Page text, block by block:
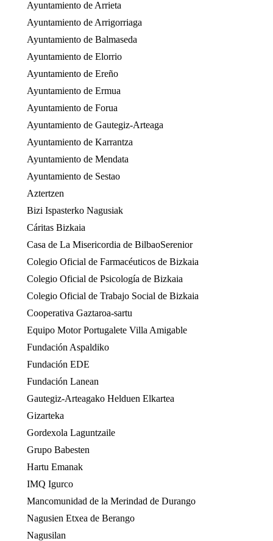
Ayuntamiento de Arrieta
Ayuntamiento de Arrigorriaga
Ayuntamiento de Balmaseda
Ayuntamiento de Elorrio
Ayuntamiento de Ereño
Ayuntamiento de Ermua
Ayuntamiento de Forua
Ayuntamiento de Gautegiz-Arteaga
Ayuntamiento de Karrantza
Ayuntamiento de Mendata
Ayuntamiento de Sestao
Aztertzen
Bizi Ispasterko Nagusiak
Cáritas Bizkaia
Casa de La Misericordia de BilbaoSerenior
Colegio Oficial de Farmacéuticos de Bizkaia
Colegio Oficial de Psicología de Bizkaia
Colegio Oficial de Trabajo Social de Bizkaia
Cooperativa Gaztaroa-sartu
Equipo Motor Portugalete Villa Amigable
Fundación Aspaldiko
Fundación EDE
Fundación Lanean
Gautegiz-Arteagako Helduen Elkartea
Gizarteka
Gordexola Laguntzaile
Grupo Babesten
Hartu Emanak
IMQ Igurco
Mancomunidad de la Merindad de Durango
Nagusien Etxea de Berango
Nagusilan